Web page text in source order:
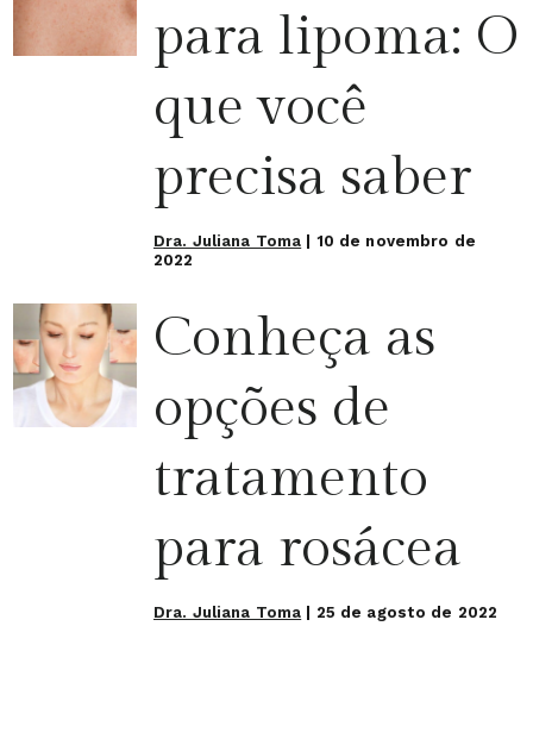
para lipoma: O
que você
precisa saber
Dra. Juliana Toma
10 de novembro de
2022
Conheça as
opções de
tratamento
para rosácea
Dra. Juliana Toma 25 de agosto de 2022